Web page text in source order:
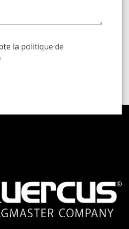
la politique de